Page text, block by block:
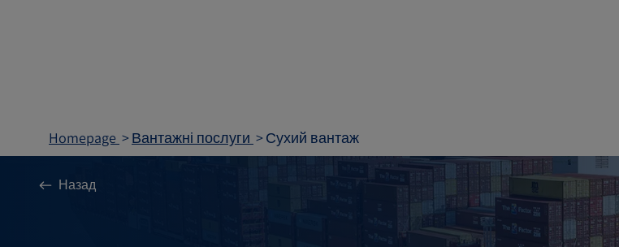
Homepage Вантажні послуги Сухий вантаж